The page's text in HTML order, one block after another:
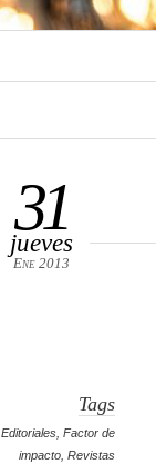
31
jueves
Ene 2013
Tags
Editoriales,Factor de
impacto,Revistas